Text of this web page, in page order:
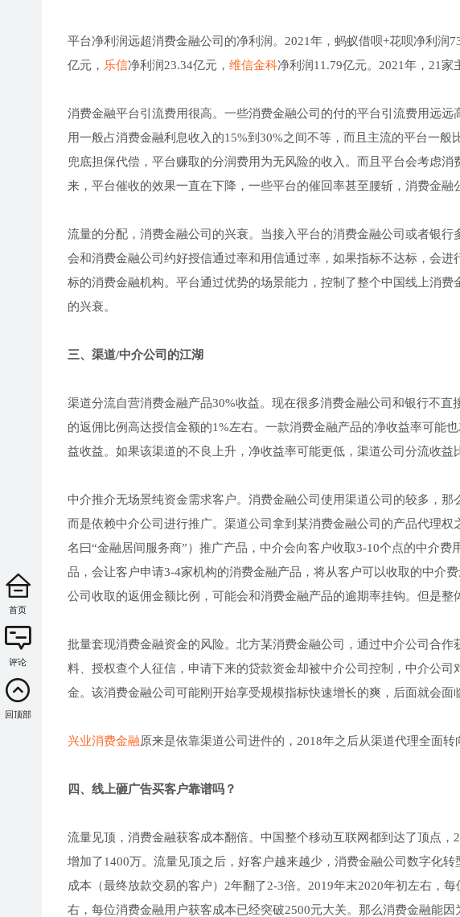
平台净利润远超消费金融公司的净利润。2021年，蚂蚁借呗+花呗净利润
亿元， 乐信净利润23.34亿元， 维信金科净利润11.79亿元。2021年，21家
消费金融平台引流费用很高。一些消费金融公司的付的平台引流费用远
用一般占消费金融利息收入的15%到30%之间不等，而且主流的平台一
兜底担保代偿，平台赚取的分润费用为无风险的收入。而且平台会考虑
来，平台催收的效果一直在下降，一些平台的催回率甚至腰斩，消费金融
流量的分配，消费金融公司的兴衰。当接入平台的消费金融公司或者银
会和消费金融公司约好授信通过率和用信通过率，如果指标不达标，会
标的消费金融机构。平台通过优势的场景能力，控制了整个中国线上消
的兴衰。
三、渠道/中介公司的江湖
渠道分流自营消费金融产品30%收益。现在很多消费金融公司和银行不
的返佣比例高达授信金额的1%左右。一款消费金融产品的净收益率可能
益收益。如果该渠道的不良上升，净收益率可能更低，渠道公司分流收益
中介推介无场景纯资金需求客户。消费金融公司使用渠道公司的较多，
而是依赖中介公司进行推广。渠道公司拿到某消费金融公司的产品代理
名曰“金融居间服务商”）推广产品，中介会向客户收取3-10个点的中介
品，会让客户申请3-4家机构的消费金融产品，将从客户可以收取的中介
公司收取的返佣金额比例，可能会和消费金融产品的逾期率挂钩。但是整
批量套现消费金融资金的风险。北方某消费金融公司，通过中介公司合
料、授权查个人征信，申请下来的贷款资金却被中介公司控制，中介公
金。该消费金融公司可能刚开始享受规模指标快速增长的爽，后面就会面
兴业消费金融原来是依靠渠道公司进件的，2018年之后从渠道代理全面转
四、线上砸广告买客户靠谱吗？
流量见顶，消费金融获客成本翻倍。中国整个移动互联网都到达了顶点，
增加了1400万。流量见顶之后，好客户越来越少，消费金融公司数字化
成本（最终放款交易的客户）2年翻了2-3倍。2019年末2020年初左右，
右，每位消费金融用户获客成本已经突破2500元大关。那么消费金融能
首页
评论
回顶部